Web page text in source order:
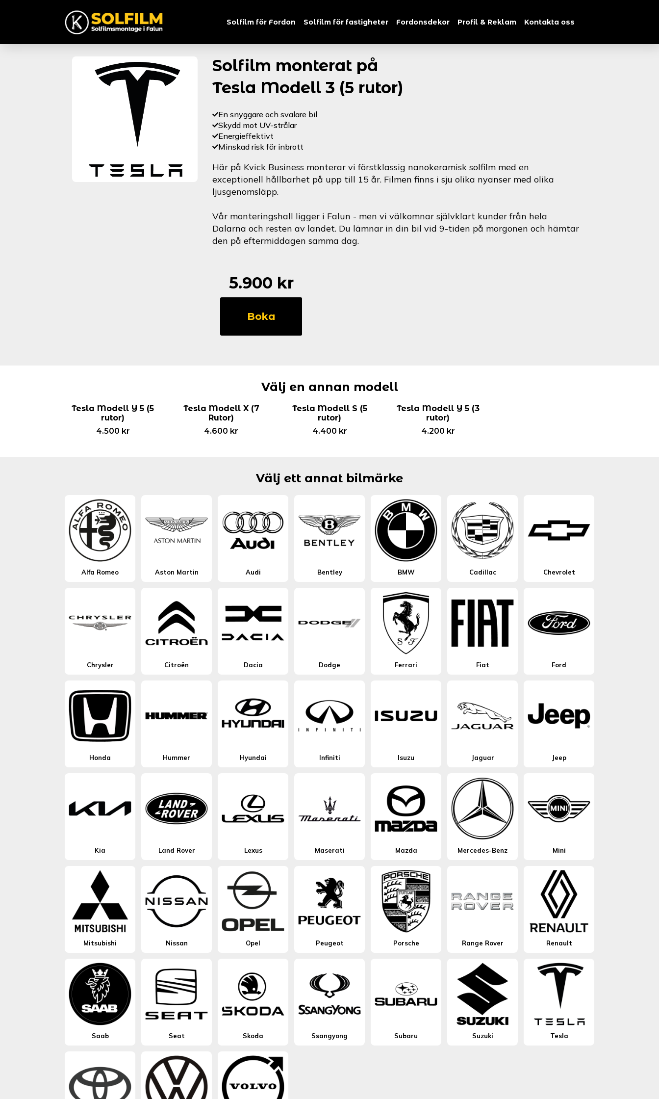
Solfilm för Fordon Solfilm för fastigheter Fordonsdekor Profil & Reklam Kontakta oss
Solfilm monterat på
Tesla Modell 3 (5 rutor)
En snyggare och svalare bil
Skydd mot UV-strålar
Energieffektivt
Minskad risk för inbrott
Här på Kvick Business monterar vi förstklassig nanokeramisk solfilm med en
exceptionell hållbarhet på upp till 15 år. Filmen finns i sju olika nyanser med olika
ljusgenomsläpp.
Vår monteringshall ligger i Falun - men vi välkomnar självklart kunder från hela
Dalarna och resten av landet. Du lämnar in din bil vid 9-tiden på morgonen och hämtar
den på eftermiddagen samma dag.
5.900 kr
Tesla
rutor)
Boka
Välj en annan modell
Tesla Modell Y 5 (5
rutor)
4.500 kr
Tesla Modell X (7
Rutor)
4.600 kr
Tesla Modell S (5
rutor)
4.400 kr
Tesla Modell Y 5 (3
rutor)
4.200 kr
Välj ett annat bilmärke
Alfa Romeo Aston Martin Audi Bentley BMW Cadillac Chevrolet
Chrysler Citroën Dacia Dodge Ferrari Fiat Ford
Honda Hummer Hyundai Infiniti Isuzu Jaguar Jeep
Kia Land Rover Lexus Maserati Mazda Mercedes-Benz Mini
Mitsubishi Nissan Opel Peugeot Porsche Range Rover Renault
Saab Seat Skoda Ssangyong Subaru Suzuki Tesla